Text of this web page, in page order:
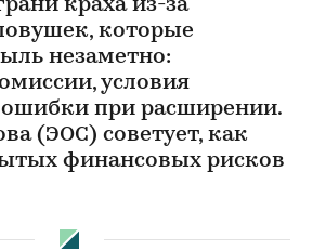
краха из-за
которые
незаметно:
условия
ошибки при расширении.
(ЭОС) советует, как
финансовых рисков